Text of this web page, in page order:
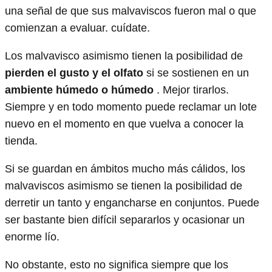
una señal de que sus malvaviscos fueron mal o que
comienzan a evaluar. cuídate.
Los malvavisco asimismo tienen la posibilidad de
pierden el gusto y el olfato si se sostienen en un
ambiente húmedo o húmedo . Mejor tirarlos.
Siempre y en todo momento puede reclamar un lote
nuevo en el momento en que vuelva a conocer la
tienda.
Si se guardan en ámbitos mucho más cálidos, los
malvaviscos asimismo se tienen la posibilidad de
derretir un tanto y engancharse en conjuntos. Puede
ser bastante bien difícil separarlos y ocasionar un
enorme lío.
No obstante, esto no significa siempre que los